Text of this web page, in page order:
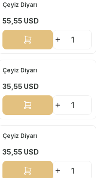
Yeni
Çeyiz Diyarı
55,55 USD
Sepete Ekle
Yeni
Çeyiz Diyarı
35,55 USD
Sepete Ekle
Yeni
Çeyiz Diyarı
35,55 USD
Sepete Ekle